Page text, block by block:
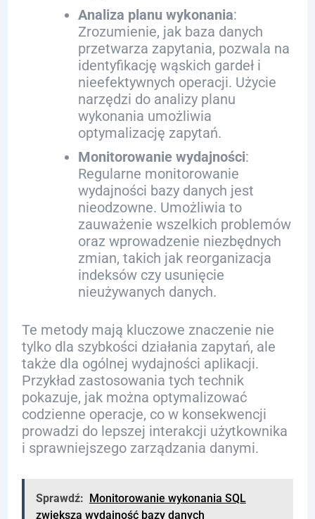
Analiza planu wykonania:
Zrozumienie, jak baza danych
przetwarza zapytania, pozwala na
identyfikację wąskich gardeł i
nieefektywnych operacji. Użycie
narzędzi do analizy planu
wykonania umożliwia
optymalizację zapytań.
Monitorowanie wydajności:
Regularne monitorowanie
wydajności bazy danych jest
nieodzowne. Umożliwia to
zauważenie wszelkich problemów
oraz wprowadzenie niezbędnych
zmian, takich jak reorganizacja
indeksów czy usunięcie
nieużywanych danych.
Te metody mają kluczowe znaczenie nie
tylko dla szybkości działania zapytań, ale
także dla ogólnej wydajności aplikacji.
Przykład zastosowania tych technik
pokazuje, jak można optymalizować
codzienne operacje, co w konsekwencji
prowadzi do lepszej interakcji użytkownika
i sprawniejszego zarządzania danymi.
Sprawdź: Monitorowanie wykonania SQL
zwiększa wydajność bazy danych